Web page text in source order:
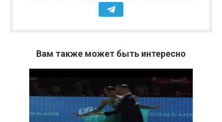
Вам также может быть интересно